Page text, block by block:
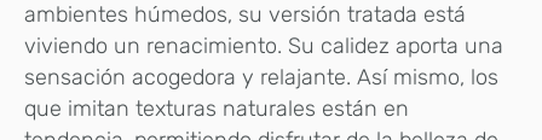
ambientes húmedos, su versión tratada está
viviendo un renacimiento. Su calidez aporta una
sensación acogedora y relajante. Así mismo, los
que imitan texturas naturales están en